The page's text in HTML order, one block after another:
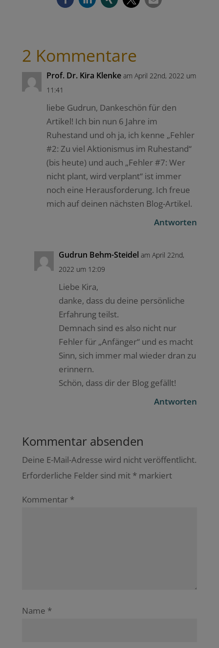
2 Kommentare
Prof. Dr. Kira Klenke am April 22nd, 2022 um
11:41
liebe Gudrun, Dankeschön für den
Artikel! Ich bin nun 6 Jahre im
Ruhestand und oh ja, ich kenne „Fehler
#2: Zu viel Aktionismus im Ruhestand“
(bis heute) und auch „Fehler #7: Wer
nicht plant, wird verplant“ ist immer
noch eine Herausforderung. Ich freue
mich auf deinen nächsten Blog-Artikel.
Antworten
Gudrun Behm-Steidel am April 22nd,
2022 um 12:09
Liebe Kira,
danke, dass du deine persönliche
Erfahrung teilst.
Demnach sind es also nicht nur
Fehler für „Anfänger“ und es macht
Sinn, sich immer mal wieder dran zu
erinnern.
Schön, dass dir der Blog gefällt!
Antworten
Kommentar absenden
Deine E-Mail-Adresse wird nicht veröffentlicht.
Erforderliche Felder sind mit *markiert
Kommentar *
Name *